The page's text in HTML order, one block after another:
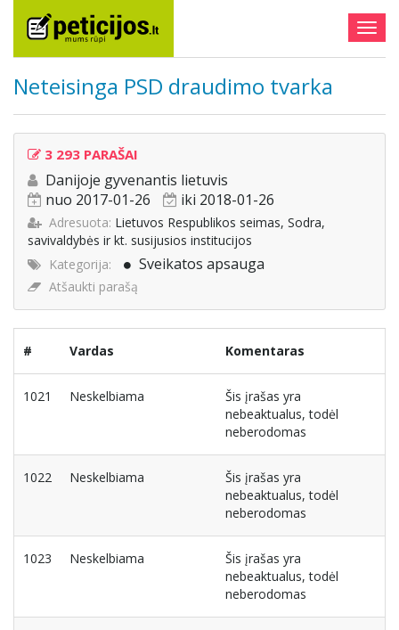
Neteisinga PSD draudimo tvarka
3 293 PARAŠAI
Danijoje gyvenantis lietuvis
nuo 2017-01-26
iki 2018-01-26
Adresuota: Lietuvos Respublikos seimas, Sodra,
savivaldybės ir kt. susijusios institucijos
Kategorija:
Sveikatos apsauga
Atšaukti parašą
# Vardas Komentaras
1021 Neskelbiama
Šis įrašas yra
nebeaktualus, todėl
neberodomas
1022 Neskelbiama
Šis įrašas yra
nebeaktualus, todėl
neberodomas
1023 Neskelbiama
Šis įrašas yra
nebeaktualus, todėl
neberodomas